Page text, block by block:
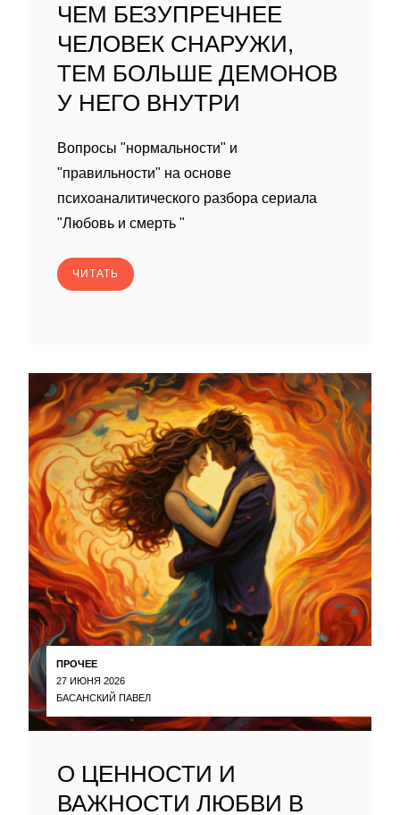
ЧЕМ БЕЗУПРЕЧНЕЕ
ЧЕЛОВЕК СНАРУЖИ,
ТЕМ БОЛЬШЕ ДЕМОНОВ
У НЕГО ВНУТРИ
Вопросы "нормальности" и
"правильности" на основе
психоаналитического разбора сериала
"Любовь и смерть "
ЧИТАТЬ
ПРОЧЕЕ
27 ИЮНЯ 2026
БАСАНСКИЙ ПАВЕЛ
О ЦЕННОСТИ И
ВАЖНОСТИ ЛЮБВИ В